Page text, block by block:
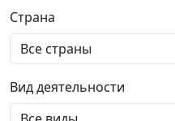
Страна
Вид деятельности